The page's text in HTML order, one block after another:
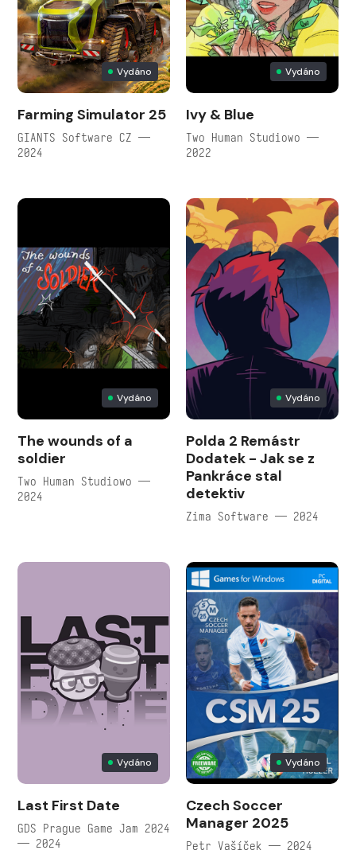
Vydáno
Farming Simulator 25
GIANTS Software CZ —
2024
Vydáno
Ivy & Blue
Two Human Studiowo —
2022
Vydáno
The wounds of a
soldier
Two Human Studiowo —
2024
Vydáno
Polda 2 Remástr
Dodatek - Jak se z
Pankráce stal
detektiv
Zima Software — 2024
Vydáno
Last First Date
GDS Prague Game Jam 2024
— 2024
Vydáno
Czech Soccer
Manager 2025
Petr Vašíček — 2024